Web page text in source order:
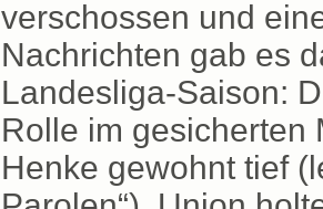
verschossen und
Nachrichten gab es
Landesliga-Saison:
Rolle im gesicherten
Henke gewohnt tief